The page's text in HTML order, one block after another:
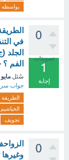
بواسطه
0
تصويتات
1
إجابة
في
الجلد
الفم
سُئل مايو 21
جواب
الطريقة
الخياشيم
تجويف
0